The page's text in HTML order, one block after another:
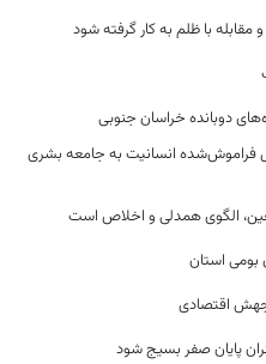
با ظلم به کار گرفته شود
فراموش‌شده انسانیت به جامعه بشری
الگوی همدلی و اخلاص است
بومی استان
اقتصادی
پایان صفر بسیج شود